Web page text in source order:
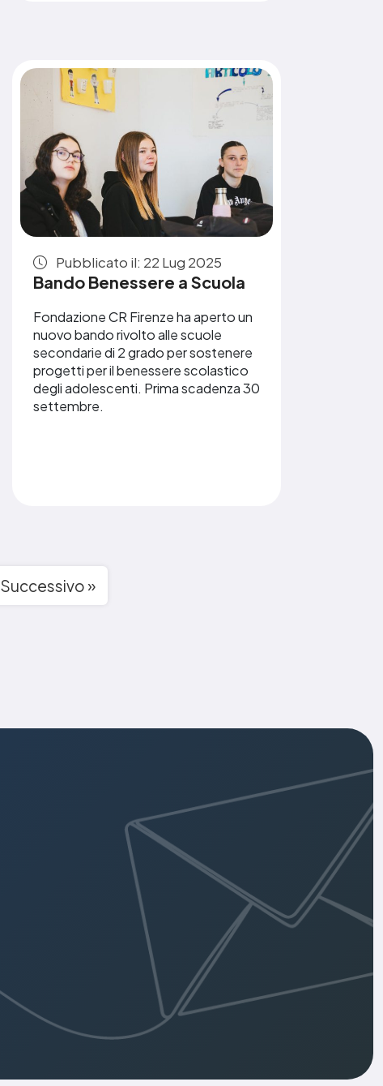
Pubblicato il: 22 Lug 2025
Bando Benessere a Scuola
Fondazione CR Firenze ha aperto un
nuovo bando rivolto alle scuole
secondarie di 2 grado per sostenere
progetti per il benessere scolastico
degli adolescenti. Prima scadenza 30
settembre.
Successivo »